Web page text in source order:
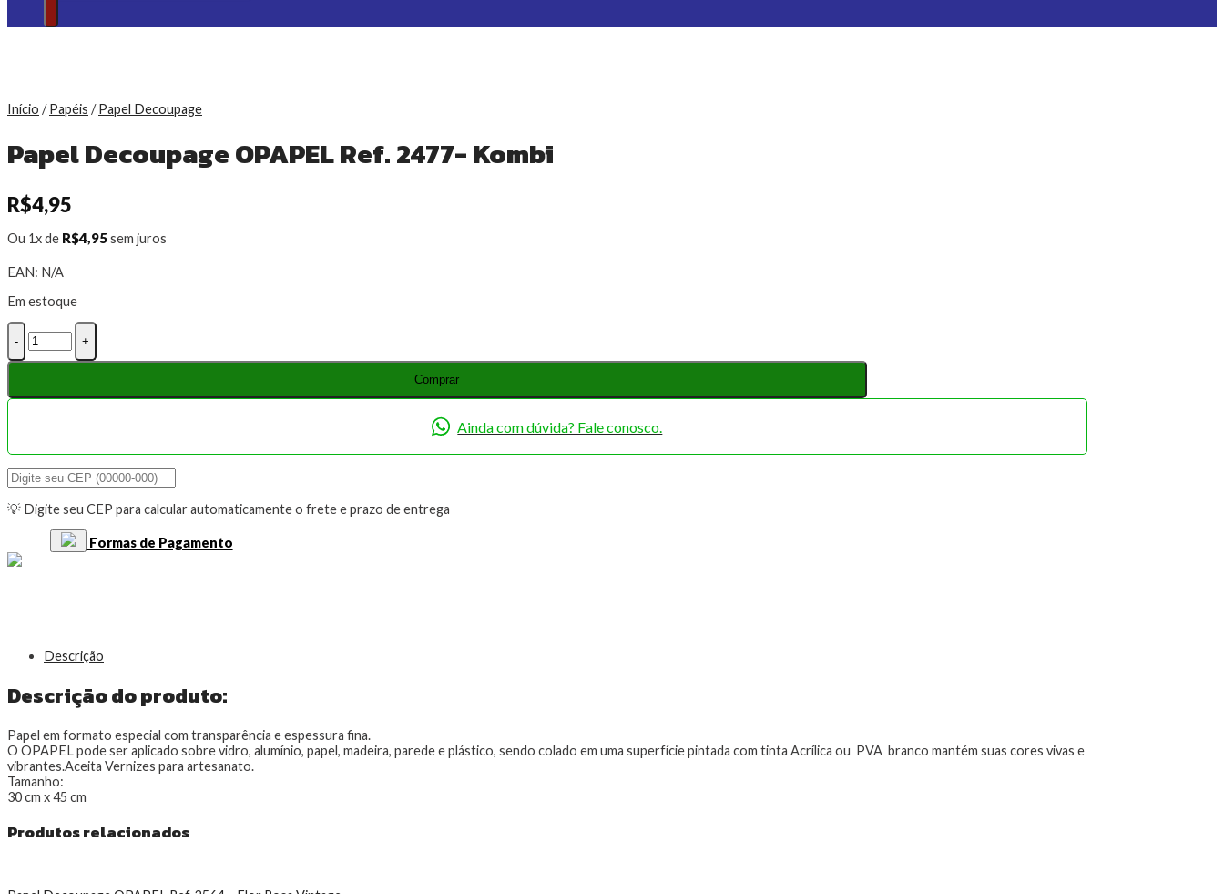
Início / Papéis / Papel Decoupage
Papel Decoupage OPAPEL Ref. 2477- Kombi
R$4,95
Ou 1x de R$4,95sem juros
EAN: N/A
Em estoque
Papel
Decoupage
OPAPEL
Comprar
Ainda com dúvida? Fale conosco.
💡 Digite seu CEP para calcular automaticamente o frete e prazo de entrega
Formas de Pagamento
Descrição
Descrição do produto:
Papel em formato especial com transparência e espessura fina.
O OPAPEL pode ser aplicado sobre vidro, alumínio, papel, madeira, parede e plástico, sendo colado em uma superfície pintada com tinta Acrílica ou PVA branco mantém suas cores vivas e
vibrantes.Aceita Vernizes para artesanato.
Tamanho:
30 cm x 45 cm
Produtos relacionados